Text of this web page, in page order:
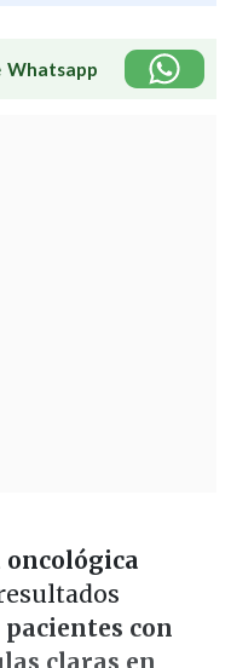
Whatsapp
con
claras en